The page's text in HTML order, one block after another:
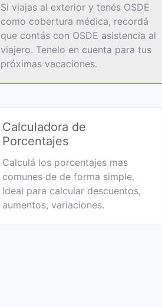
Si viajas al exterior y tenés OSDE
como cobertura médica, recordá
que contás con OSDE asistencia al
viajero. Tenelo en cuenta para tus
próximas vacaciones.
Calculadora de
Porcentajes
Calculá los porcentajes mas
comunes de de forma simple.
Ideal para calcular descuentos,
aumentos, variaciones.